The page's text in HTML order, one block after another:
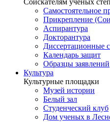
Самостоятельное
Прикрепление
Аспирантура
Докторантура
Диссертационные
Календарь защит
Образцы заявлений
Культура
Культурные площадки
Музей истории
Белый зал
Студенческий клуб
Дом ученых в